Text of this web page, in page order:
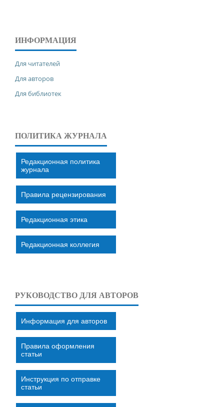
ИНФОРМАЦИЯ
Для читателей
Для авторов
Для библиотек
ПОЛИТИКА ЖУРНАЛА
Редакционная политика
журнала
Правила рецензирования
Редакционная этика
Редакционная коллегия
РУКОВОДСТВО ДЛЯ АВТОРОВ
Информация для авторов
Правила оформления
статьи
Инструкция по отправке
статьи